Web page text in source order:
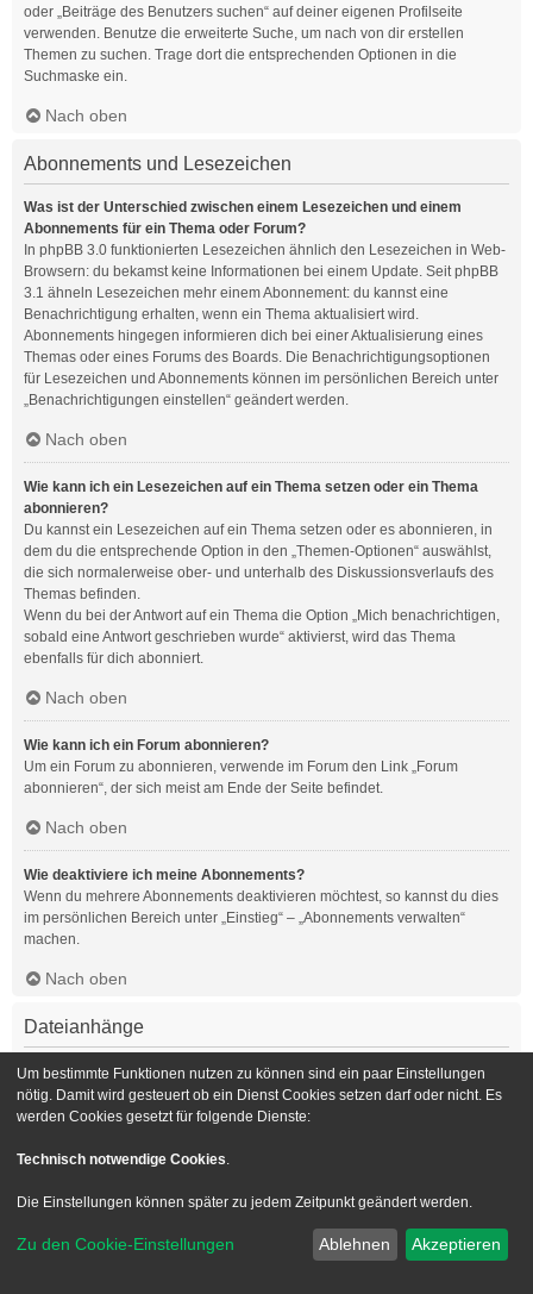
oder „Beiträge des Benutzers suchen“ auf deiner eigenen Profilseite
verwenden. Benutze die erweiterte Suche, um nach von dir erstellen
Themen zu suchen. Trage dort die entsprechenden Optionen in die
Suchmaske ein.
Nach oben
Abonnements und Lesezeichen
Was ist der Unterschied zwischen einem Lesezeichen und einem
Abonnements für ein Thema oder Forum?
In phpBB 3.0 funktionierten Lesezeichen ähnlich den Lesezeichen in Web-
Browsern: du bekamst keine Informationen bei einem Update. Seit phpBB
3.1 ähneln Lesezeichen mehr einem Abonnement: du kannst eine
Benachrichtigung erhalten, wenn ein Thema aktualisiert wird.
Abonnements hingegen informieren dich bei einer Aktualisierung eines
Themas oder eines Forums des Boards. Die Benachrichtigungsoptionen
für Lesezeichen und Abonnements können im persönlichen Bereich unter
„Benachrichtigungen einstellen“ geändert werden.
Nach oben
Wie kann ich ein Lesezeichen auf ein Thema setzen oder ein Thema
abonnieren?
Du kannst ein Lesezeichen auf ein Thema setzen oder es abonnieren, in
dem du die entsprechende Option in den „Themen-Optionen“ auswählst,
die sich normalerweise ober- und unterhalb des Diskussionsverlaufs des
Themas befinden.
Wenn du bei der Antwort auf ein Thema die Option „Mich benachrichtigen,
sobald eine Antwort geschrieben wurde“ aktivierst, wird das Thema
ebenfalls für dich abonniert.
Nach oben
Wie kann ich ein Forum abonnieren?
Um ein Forum zu abonnieren, verwende im Forum den Link „Forum
abonnieren“, der sich meist am Ende der Seite befindet.
Nach oben
Wie deaktiviere ich meine Abonnements?
Wenn du mehrere Abonnements deaktivieren möchtest, so kannst du dies
im persönlichen Bereich unter „Einstieg“ – „Abonnements verwalten“
machen.
Nach oben
Dateianhänge
Welche Dateianhänge sind in diesem Forum zulässig?
Die Board-Administration kann bestimmte Dateitypen zulassen oder
verbieten. Falls du dir nicht sicher bist, welche Dateitypen du anhängen
Administration.
Nach oben
Kann ich eine Übersicht all meiner Dateianhänge erhalten?
Um eine Liste all deiner Dateianhänge zu erhalten, gehe in den
Um bestimmte Funktionen nutzen zu können sind ein paar Einstellungen
nötig. Damit wird gesteuert ob ein Dienst Cookies setzen darf oder nicht. Es
werden Cookies gesetzt für folgende Dienste:
Technisch notwendige Cookies.
Die Einstellungen können später zu jedem Zeitpunkt geändert werden.
Zu den Cookie-Einstellungen Ablehnen Akzeptieren